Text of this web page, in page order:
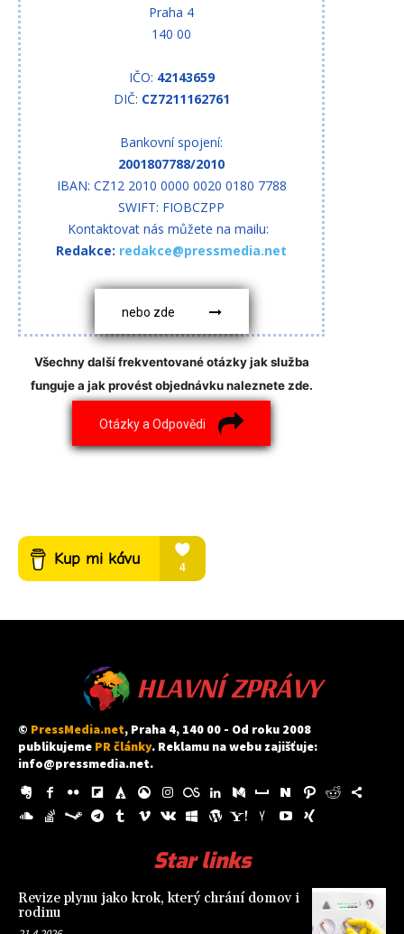
Praha 4
140 00
IČO: 42143659
DIČ: CZ7211162761
Bankovní spojení:
2001807788/2010
IBAN: CZ12 2010 0000 0020 0180 7788
SWIFT: FIOBCZPP
Kontaktovat nás můžete na mailu:
Redakce: redakce@pressmedia.net
nebo zde
Všechny další frekventované otázky jak služba
funguje a jak provést objednávku naleznete zde.
Otázky a Odpovědi
HLAVNÍ ZPRÁVY
© PressMedia.net, Praha 4, 140 00 - Od roku 2008
publikujeme PR články. Reklamu na webu zajišťuje:
info@pressmedia.net.
Star links
Revize plynu jako krok, který chrání domov i
rodinu